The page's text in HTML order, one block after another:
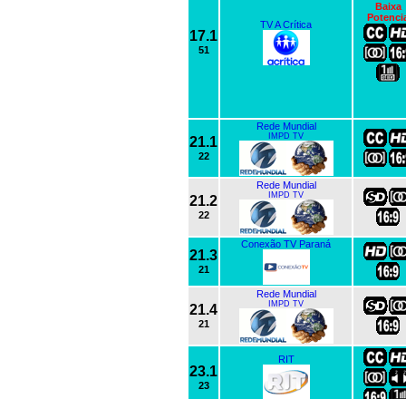
17.1
51
TV A Crítica
Baixa
21.1
22
Rede Mundial
IMPD TV
21.2
22
Rede Mundial
IMPD TV
21.3
21
Conexão TV Paraná
21.4
21
Rede Mundial
IMPD TV
23.1
23
RIT